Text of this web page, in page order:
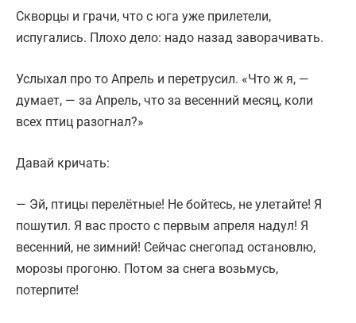
Скворцы и грачи, что с юга уже прилетели,
испугались. Плохо дело: надо назад заворачивать.
Услыхал про то Апрель и перетрусил. «Что ж я, —
думает, — за Апрель, что за весенний месяц, коли
всех птиц разогнал?»
Давай кричать:
— Эй, птицы перелётные! Не бойтесь, не улетайте! Я
пошутил. Я вас просто с первым апреля надул! Я
весенний, не зимний! Сейчас снегопад остановлю,
морозы прогоню. Потом за снега возьмусь,
потерпите!